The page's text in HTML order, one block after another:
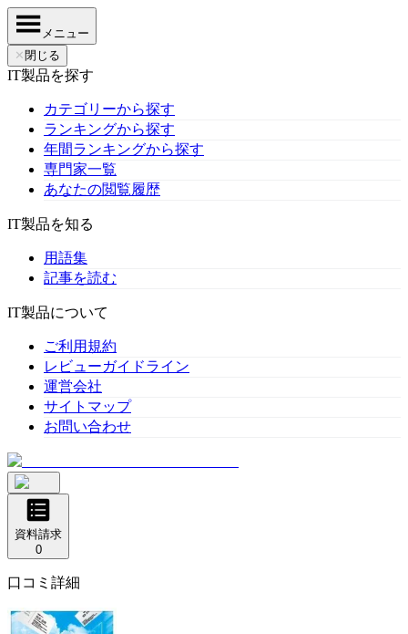
メニュー
✕ 閉じる
IT製品を探す
カテゴリーから探す
ランキングから探す
年間ランキングから探す
専門家一覧
あなたの閲覧履歴
IT製品を知る
用語集
記事を読む
IT製品について
ご利用規約
レビューガイドライン
運営会社
サイトマップ
お問い合わせ
資料請求
0
口コミ詳細